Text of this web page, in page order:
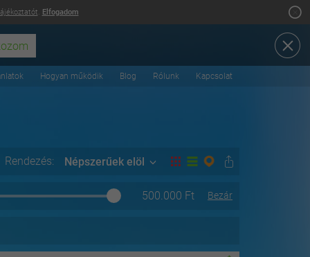
. Elfogadom
Hogyan működik Blog Rólunk Kapcsolat
Rendezés: Népszerűek elöl
Bezár
500.000 Ft